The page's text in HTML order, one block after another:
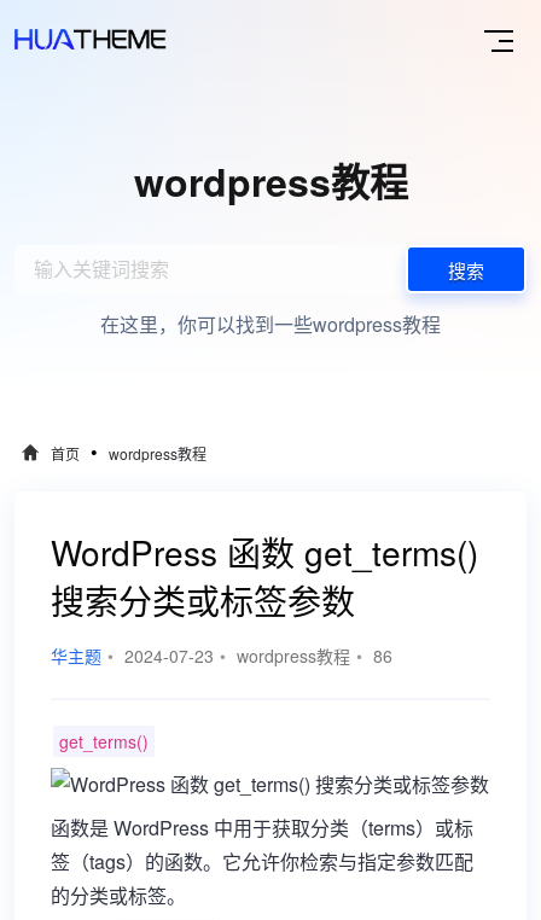
wordpress教程
搜索
在这里，你可以找到一些wordpress教程
首页 • wordpress教程
WordPress 函数 get_terms()
搜索分类或标签参数
华主题 • 2024-07-23 • wordpress教程 • 86
get_terms()
函数是 WordPress 中用于获取分类（terms）或标
签（tags）的函数。它允许你检索与指定参数匹配
的分类或标签。